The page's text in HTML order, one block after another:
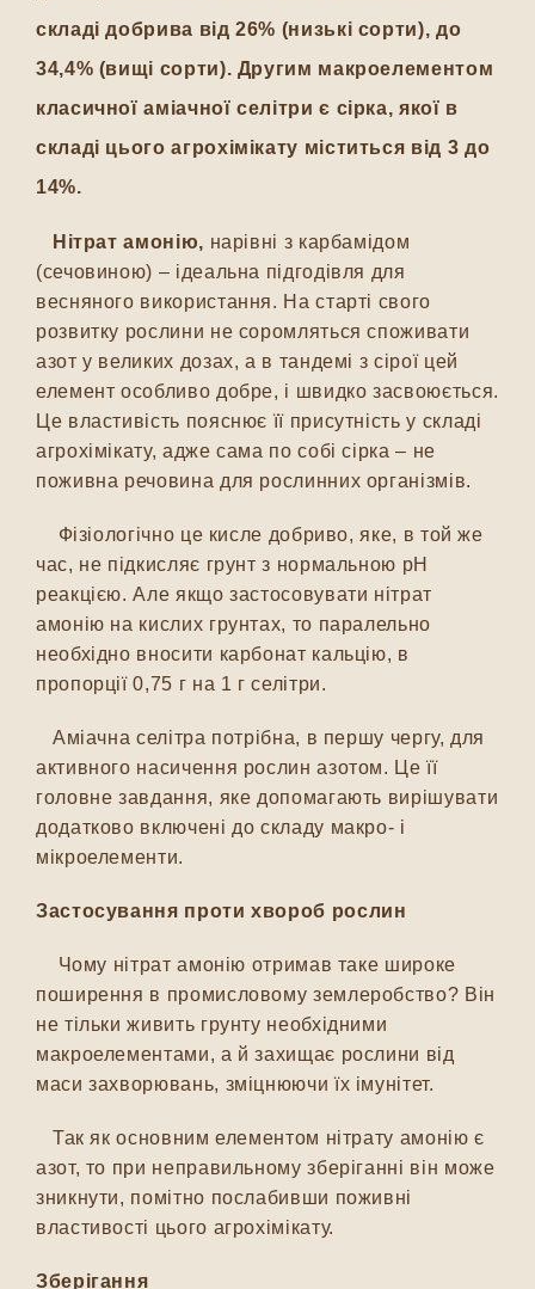
складі добрива від 26% (низькі сорти), до
34,4% (вищі сорти). Другим макроелементом
класичної аміачної селітри є сірка, якої в
складі цього агрохімікату міститься від 3 до
14%.
Нітрат амонію, нарівні з карбамідом
(сечовиною) – ідеальна підгодівля для
весняного використання. На старті свого
розвитку рослини не соромляться споживати
азот у великих дозах, а в тандемі з сірої цей
елемент особливо добре, і швидко засвоюється.
Це властивість пояснює її присутність у складі
агрохімікату, адже сама по собі сірка – не
поживна речовина для рослинних організмів.
Фізіологічно це кисле добриво, яке, в той же
час, не підкисляє грунт з нормальною рН
реакцією. Але якщо застосовувати нітрат
амонію на кислих грунтах, то паралельно
необхідно вносити карбонат кальцію, в
пропорції 0,75 г на 1 г селітри.
Аміачна селітра потрібна, в першу чергу, для
активного насичення рослин азотом. Це її
головне завдання, яке допомагають вирішувати
додатково включені до складу макро- і
мікроелементи.
Застосування проти хвороб рослин
Чому нітрат амонію отримав таке широке
поширення в промисловому землеробство? Він
не тільки живить грунту необхідними
макроелементами, а й захищає рослини від
маси захворювань, зміцнюючи їх імунітет.
Так як основним елементом нітрату амонію є
азот, то при неправильному зберіганні він може
зникнути, помітно послабивши поживні
властивості цього агрохімікату.
Зберігання